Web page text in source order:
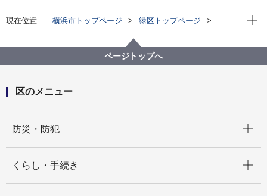
現在位置 横浜市トップページ
緑区トップページ
現在
ページトップへ
区のメニュー
防災・防犯
くらし・手続き